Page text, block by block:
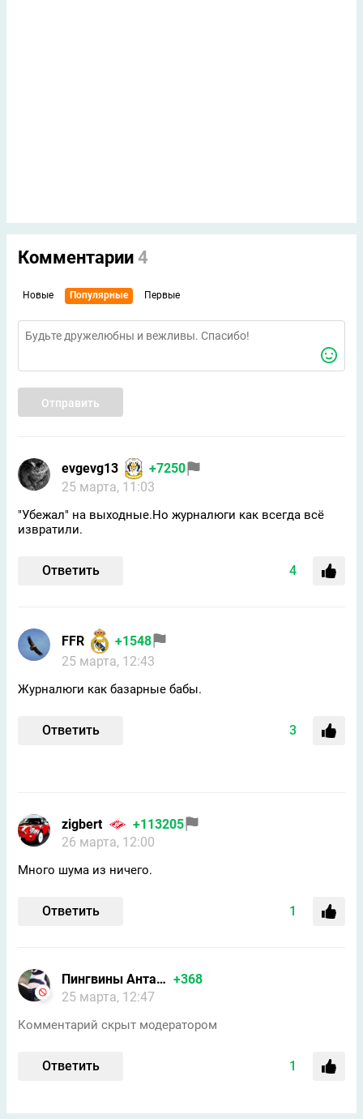
Комментарии 4
Новые Популярные Первые
Отправить
evgevg13
+7250
25 марта, 11:03
"Убежал" на выходные.Но журналюги как всегда всё
извратили.
Ответить 4
FFR
+1548
25 марта, 12:43
Журналюги как базарные бабы.
Ответить 3
zigbert
+113205
26 марта, 12:00
Много шума из ничего.
Ответить 1
Пингвины Антарктиды/Форпо +368
25 марта, 12:47
Комментарий скрыт модератором
Ответить 1